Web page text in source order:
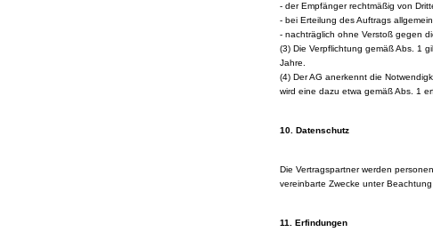
- der Empfänger rechtmäßig von
- bei Erteilung des Auftrags
- nachträglich ohne Verstoß gegen
(3) Die Verpflichtung gemäß Abs. 1
Jahre.
(4) Der AG anerkennt die
wird eine dazu etwa gemäß Abs. 1
10. Datenschutz
Die Vertragspartner werden
vereinbarte Zwecke unter
11. Erfindungen